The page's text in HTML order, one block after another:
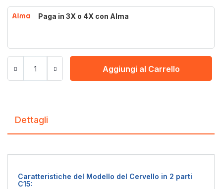
Paga in 3X o 4X con Alma
Aggiungi al Carrello
Dettagli
Caratteristiche del Modello del Cervello in 2 parti
C15: